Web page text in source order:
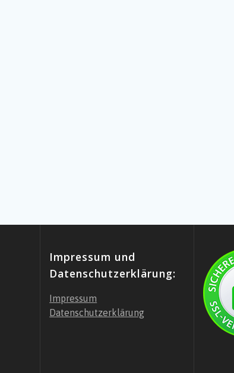
Impressum und
Datenschutzerklärung:
Impressum
Datenschutzerklärung